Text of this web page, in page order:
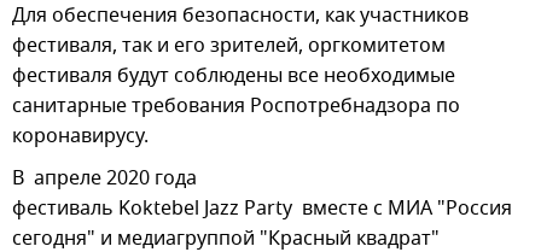
Для обеспечения безопасности, как участников
фестиваля, так и его зрителей, оргкомитетом
фестиваля будут соблюдены все необходимые
санитарные требования Роспотребнадзора по
коронавирусу.
В апреле 2020 года
фестиваль Koktebel Jazz Party вместе с МИА "Россия
сегодня" и медиагруппой "Красный квадрат"